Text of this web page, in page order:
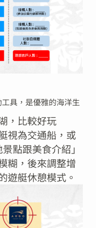
具，是優雅的海洋生
，比較好玩
視為交通船，或
點跟美食介紹」
糊，後來調整增
遊艇休憩模式。